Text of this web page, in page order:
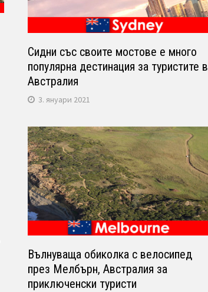
Сидни със своите мостове е много
популярна дестинация за туристите в
Австралия
3. януари 2021
Вълнуваща обиколка с велосипед
през Мелбърн, Австралия за
приключенски туристи